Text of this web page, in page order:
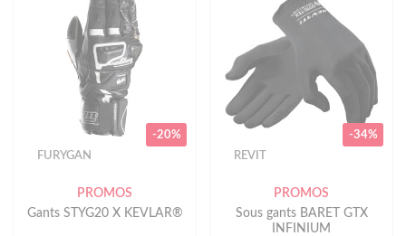
-20%
FURYGAN
PROMOS
Gants STYG20 X KEVLAR®
-34%
REVIT
PROMOS
Sous gants BARET GTX
INFINIUM